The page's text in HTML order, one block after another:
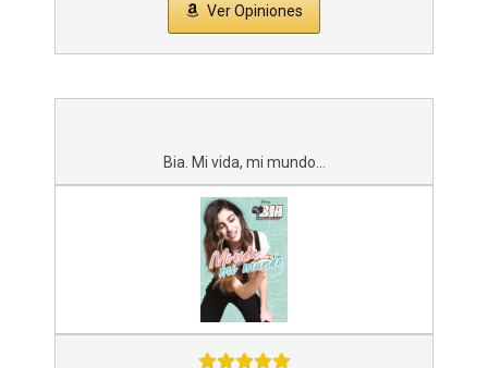
Ver Opiniones
Bia. Mi vida, mi mundo...